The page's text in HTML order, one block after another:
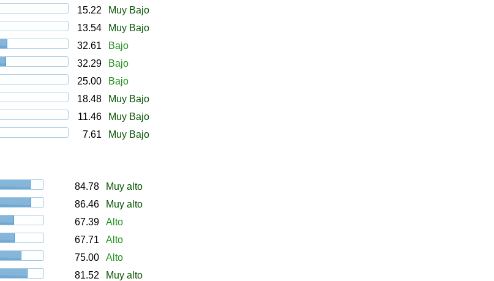
15.22
Muy Bajo
13.54
Muy Bajo
32.61
Bajo
32.29
Bajo
25.00
Bajo
18.48
Muy Bajo
11.46
Muy Bajo
7.61 Muy Bajo
84.78
Muy alto
86.46
Muy alto
67.39
Alto
67.71
Alto
75.00
Alto
81.52
Muy alto